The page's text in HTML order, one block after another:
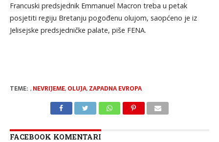
Francuski predsjednik Emmanuel Macron treba u petak
posjetiti regiju Bretanju pogođenu olujom, saopćeno je iz
Jelisejske predsjedničke palate, piše FENA.
TEME: , NEVRIJEME, OLUJA, ZAPADNA EVROPA
FACEBOOK KOMENTARI